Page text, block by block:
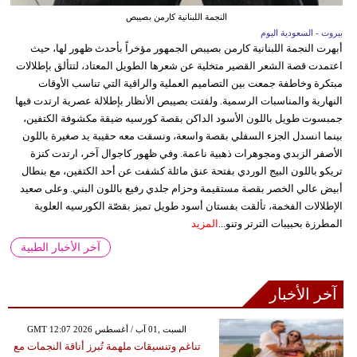
النجمة اللبنانية كارمن بصيبص
بيروت - السعودية اليوم
أبهرت النجمة اللبنانية كارمن بصيبص الجمهور مؤخراً بأحدث ظهور لها، حيث
اعتمدت قصة الشعر القصير متخلية عن شعرها الطويل المعتاد، لتتألق بإطلالات
مبتكرة وخاطفة جمعت بين التصاميم العملية والراقية التي تناسب الأوقات
النهارية والمناسبات الرسمية. ولفتت بصيبص الأنظار بإطلالة عصرية ارتدت فيها
جمبسوت طويل باللون الأسود الداكن بقصة كورسيه ضيقة مكشوفة الكتفين،
بينما انسدل الجزء السفلي بقصة واسعة، ونسقت معه حقيبة يد صغيرة باللون
الأصفر الزبدي ومجوهرات ذهبية ناعمة. وفي ظهور كاجوال آخر، ارتدت كنزة
تريكو باللون البيج الوردي بفتحة عنق مائلة كشفت عن أحد الكتفين، مع بنطال
أبيض عالي الخصر بقصة مستقيمة وحزام جلدي رفيع باللون البني. وعلى صعيد
الإطلالات الفخمة، تألقت بفستان أسود طويل تميز بقصّة الكورسيه العلوية
المطرزة بحبيبات الترتر وتنو... المزيد
آخر الأخبار الطبية
آخر الأخبار
GMT 12:07 2026 السبت ,01 آب / أغسطس
تناغم وتنسيقات ملهمة تُبرز أناقة النجمات مع